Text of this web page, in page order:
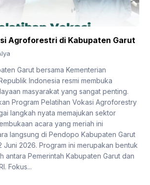
Agroforestri di Kabupaten Garut
Garut bersama Kementerian
Indonesia resmi membuka
masyarakat yang sangat penting.
Program Pelatihan Vokasi Agroforestry
langkah nyata memajukan sektor
acara yang meriah ini
langsung di Pendopo Kabupaten Garut
Juni 2026. Program ini merupakan bentuk
antara Pemerintah Kabupaten Garut dan
Fokus...